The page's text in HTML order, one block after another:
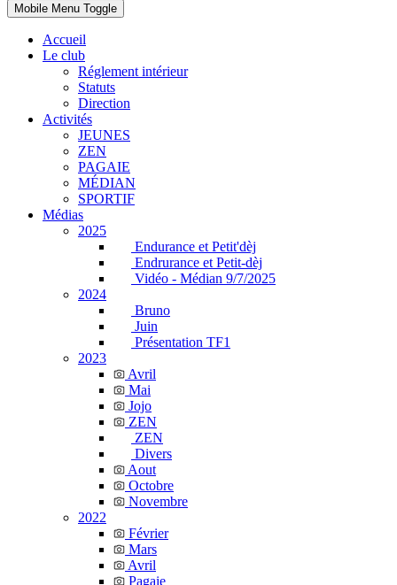
Mobile Menu Toggle
Accueil
Le club
Réglement intérieur
Statuts
Direction
Activités
JEUNES
ZEN
PAGAIE
MÉDIAN
SPORTIF
Médias
2025
Endurance et Petit'dèj
Endrurance et Petit-dèj
Vidéo - Médian 9/7/2025
2024
Bruno
Juin
Présentation TF1
2023
Avril
Mai
Jojo
ZEN
ZEN
Divers
Aout
Octobre
Novembre
2022
Février
Mars
Avril
Pagaie